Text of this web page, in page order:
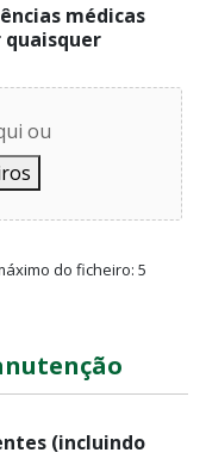
médicas
quaisquer
ou
do ficheiro: 5
(incluindo